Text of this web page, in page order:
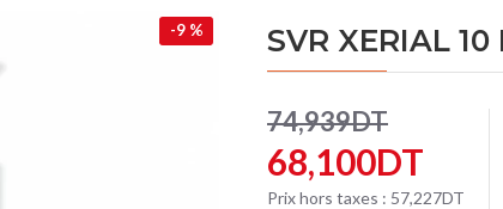
-9 % SVR XERIAL
68,100DT
74,939DT
Prix hors taxes : 57,227DT